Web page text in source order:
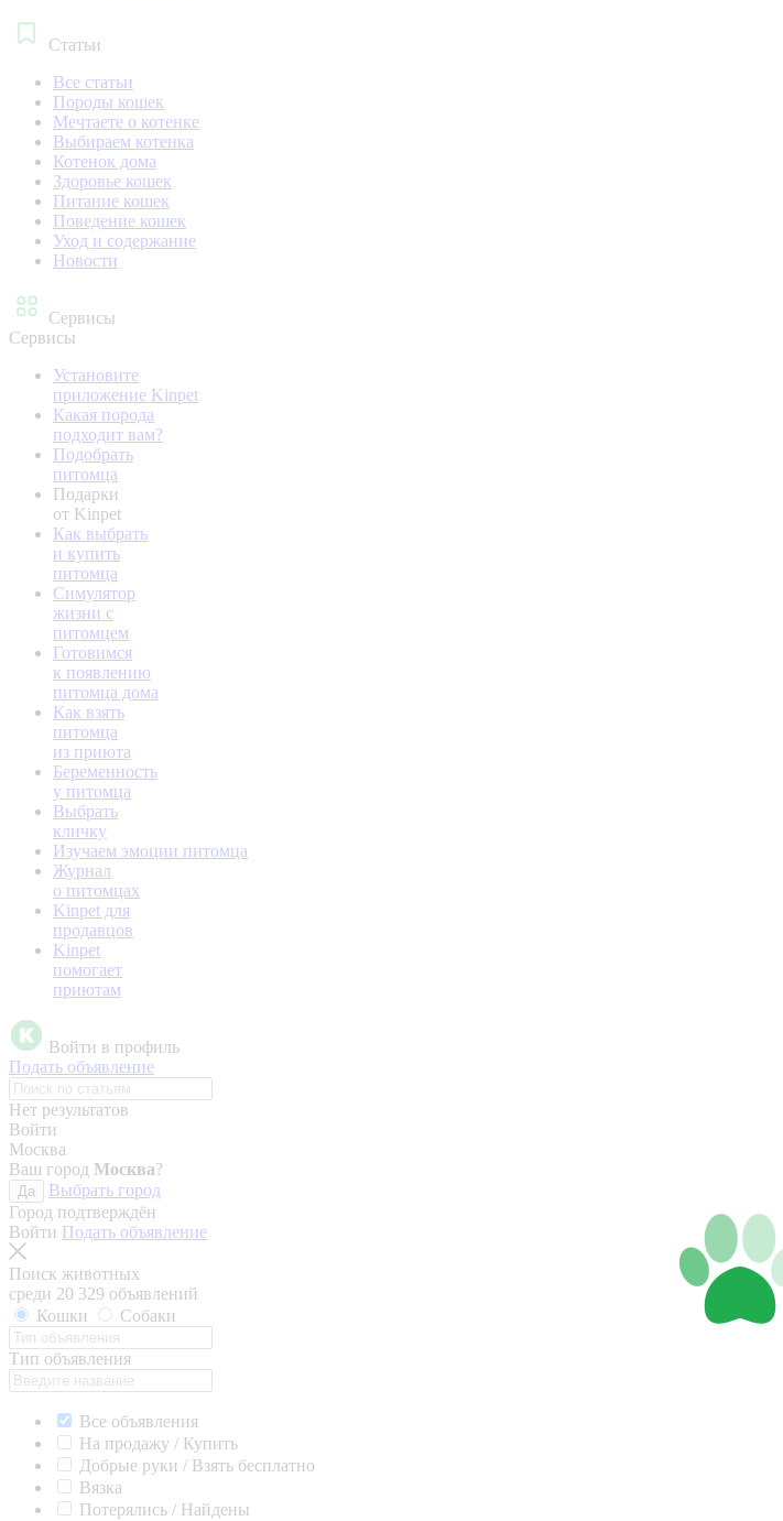
Статьи
Все статьи
Породы кошек
Мечтаете о котенке
Выбираем котенка
Котенок дома
Здоровье кошек
Питание кошек
Поведение кошек
Уход и содержание
Новости
Сервисы
Сервисы
Установите
приложение Kinpet
Какая порода
подходит вам?
Подобрать
питомца
Подарки
от Kinpet
Как выбрать
и купить
питомца
Симулятор
жизни с
питомцем
Готовимся
к появлению
питомца дома
Как взять
питомца
из приюта
Беременность
у питомца
Выбрать
кличку
Изучаем эмоции питомца
Журнал
о питомцах
Kinpet для
продавцов
Kinpet
помогает
приютам
Войти в профиль
Подать объявление
Нет результатов
Войти
Москва
Ваш город Москва?
Да
Выбрать город
Город подтверждён
Войти Подать объявление
Поиск животных
среди 20 329 объявлений
Кошки
Собаки
Тип объявления
Все объявления
На продажу / Купить
Добрые руки / Взять бесплатно
Вязка
Потерялись / Найдены